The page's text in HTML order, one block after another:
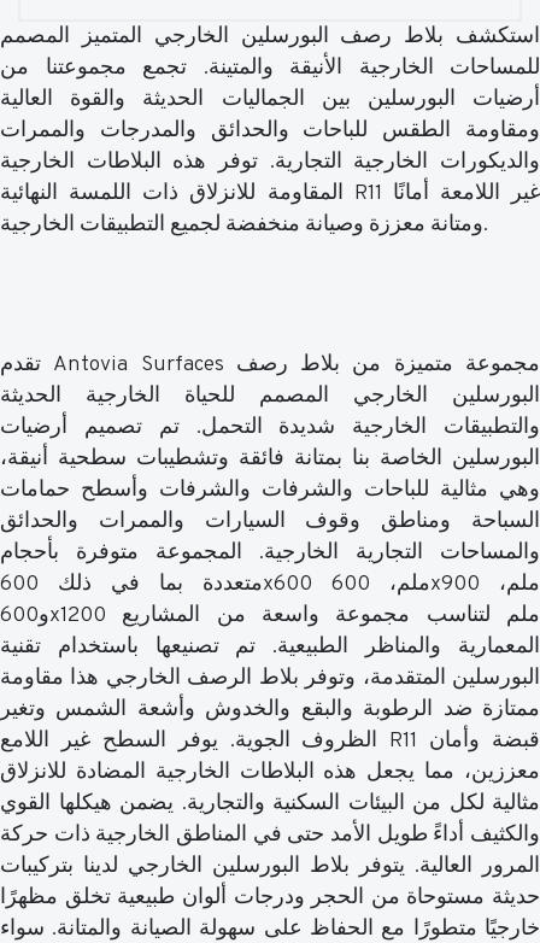
استكشف بلاط رصف البورسلين الخارجي المتميز المصمم
للمساحات الخارجية الأنيقة والمتينة. تجمع مجموعتنا من
أرضيات البورسلين بين الجماليات الحديثة والقوة العالية
ومقاومة الطقس للباحات والحدائق والمدرجات والممرات
والديكورات الخارجية التجارية. توفر هذه البلاطات الخارجية
المقاومة للانزلاق ذات اللمسة النهائية R11 غير اللامعة أمانًا
ومتانة معززة وصيانة منخفضة لجميع التطبيقات الخارجية.
تقدم Antovia Surfaces مجموعة متميزة من بلاط رصف
البورسلين الخارجي المصمم للحياة الخارجية الحديثة
والتطبيقات الخارجية شديدة التحمل. تم تصميم أرضيات
البورسلين الخاصة بنا بمتانة فائقة وتشطيبات سطحية أنيقة،
وهي مثالية للباحات والشرفات والشرفات وأسطح حمامات
السباحة ومناطق وقوف السيارات والممرات والحدائق
والمساحات التجارية الخارجية. المجموعة متوفرة بأحجام
متعددة بما في ذلك 600x600 ملم، 600x900 ملم،
و600x1200 ملم لتناسب مجموعة واسعة من المشاريع
المعمارية والمناظر الطبيعية. تم تصنيعها باستخدام تقنية
البورسلين المتقدمة، وتوفر بلاط الرصف الخارجي هذا مقاومة
ممتازة ضد الرطوبة والبقع والخدوش وأشعة الشمس وتغير
الظروف الجوية. يوفر السطح غير اللامع R11 قبضة وأمان
معززين، مما يجعل هذه البلاطات الخارجية المضادة للانزلاق
مثالية لكل من البيئات السكنية والتجارية. يضمن هيكلها القوي
والكثيف أداءً طويل الأمد حتى في المناطق الخارجية ذات حركة
المرور العالية. يتوفر بلاط البورسلين الخارجي لدينا بتركيبات
حديثة مستوحاة من الحجر ودرجات ألوان طبيعية تخلق مظهرًا
خارجيًا متطورًا مع الحفاظ على سهولة الصيانة والمتانة. سواء